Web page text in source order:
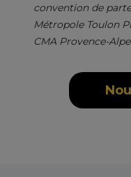
convention de
Métropole Toulon
CMA Provence-